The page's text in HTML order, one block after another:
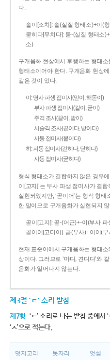
다.
솥이[소치]: 솥(실질 형태소)+이(
묻히다[무치다]: 묻­-(실질 형태소
소)
구개음화 현상에서 후행하는 형태
형태소이어야 한다. 구개음화 현상
같은 것이 있다.
이: 명사 파생 접미사(맏이, 해돋이)
부사 파생 접미사(같이, 굳이)
주격 조사(끝이, 밭이)
서술격 조사(끝이다, 밭이다)
사동 접미사(붙이다)
히: 피동 접미사(걷히다, 닫히다)
사동 접미사(굳히다)
형식 형태소가 결합하지 않은 경우
이[고지]’는 부사 파생 접미사가 결
실현되었지만, ‘곧이어’는 형식 형
한 말이므로 구개음화가 실현되지
곧이[고지]: 곧-­(어근)+­-이(부사 파
곧이어[고디어]: 곧(부사)+이어(부
현재 표준어에서 구개음화는 형태
상이다. 그러므로 ‘마디, 견디다’와
음화가 일어나지 않는다.
제3절 'ㄷ' 소리 받침
제7항 ‘ㄷ’ 소리로 나는 받침 중에서
‘ㅅ’으로 적는다.
덧저고리 돗자리 엇셈